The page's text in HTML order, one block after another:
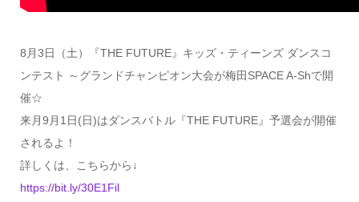
8月3日（土）『THE FUTURE』キッズ・ティーンズ ダンスコ
ンテスト ～グランドチャンピオン大会が梅田SPACE A-Shで開
催☆
来月9月1日(日)はダンスバトル『THE FUTURE』予選会が開催
されるよ！
詳しくは、こちらから↓
https://bit.ly/30E1Fil